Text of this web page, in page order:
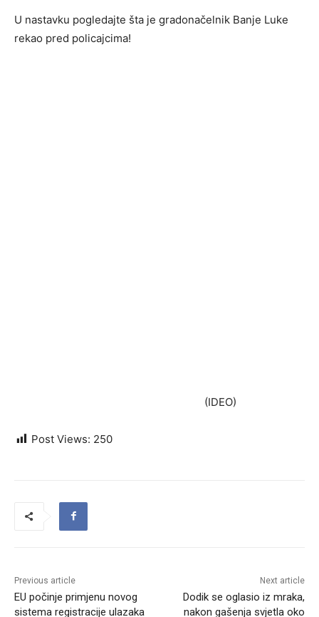
U nastavku pogledajte šta je gradonačelnik Banje Luke
rekao pred policajcima!
(IDEO)
Post Views: 250
Previous article
EU počinje primjenu novog
sistema registracije ulazaka
Next article
Dodik se oglasio iz mraka,
nakon gašenja svjetla oko